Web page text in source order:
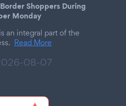
Shoppers During
Monday
an integral part of the
Read More
08-07